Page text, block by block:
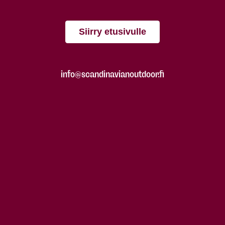
Siirry etusivulle
info@scandinavianoutdoor.fi